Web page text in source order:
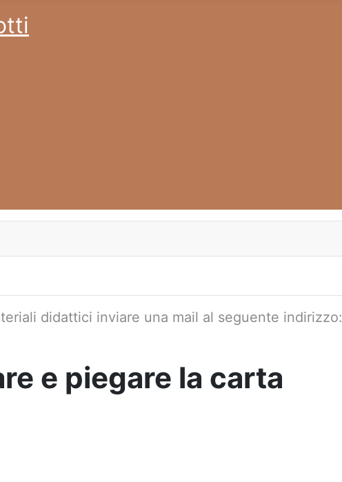
didattici inviare una mail al seguente indirizzo:
e piegare la carta